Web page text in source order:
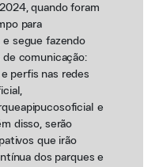
quando foram
para
segue fazendo
de comunicação:
perfis nas redes
e
disso, serão
que irão
dos parques e